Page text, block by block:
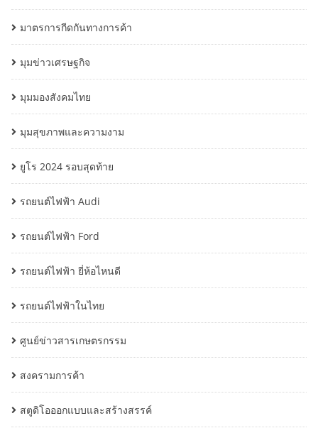
มาตรการกีดกันทางการค้า
มุมข่าวเศรษฐกิจ
มุมมองสังคมไทย
มุมสุขภาพและความงาม
ยูโร 2024 รอบสุดท้าย
รถยนต์ไฟฟ้า Audi
รถยนต์ไฟฟ้า Ford
รถยนต์ไฟฟ้า ยี่ห้อไหนดี
รถยนต์ไฟฟ้าในไทย
ศูนย์ข่าวสารเกษตรกรรม
สงครามการค้า
สตูดิโอออกแบบและสร้างสรรค์